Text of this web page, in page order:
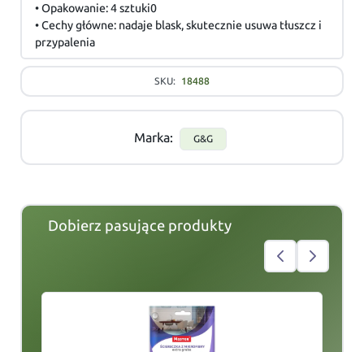
• Opakowanie: 4 sztuki0
• Cechy główne: nadaje blask, skutecznie usuwa tłuszcz i
przypalenia
SKU: 18488
Marka: G&G
Dobierz pasujące produkty